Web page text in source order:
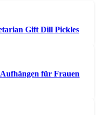
Gift Dill Pickles
für Frauen